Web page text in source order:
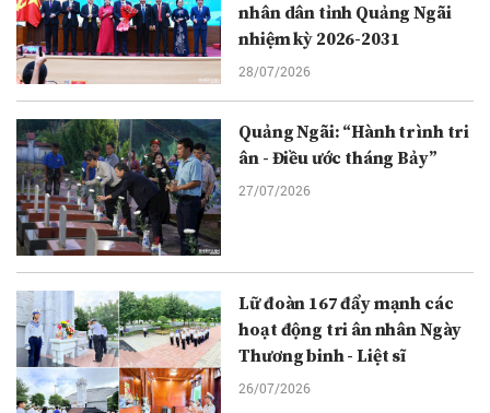
nhân dân tỉnh Quảng Ngãi
nhiệm kỳ 2026-2031
28/07/2026
Quảng Ngãi: “Hành trình tri
ân - Điều ước tháng Bảy”
27/07/2026
Lữ đoàn 167 đẩy mạnh các
hoạt động tri ân nhân Ngày
Thương binh - Liệt sĩ
26/07/2026